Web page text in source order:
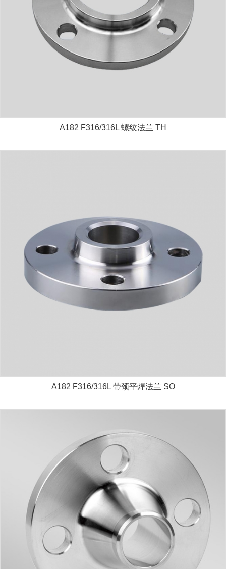
A182 F316/316L 螺纹法兰 TH
A182 F316/316L 带颈平焊法兰 SO